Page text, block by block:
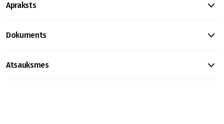
Apraksts
Dokuments
Atsauksmes